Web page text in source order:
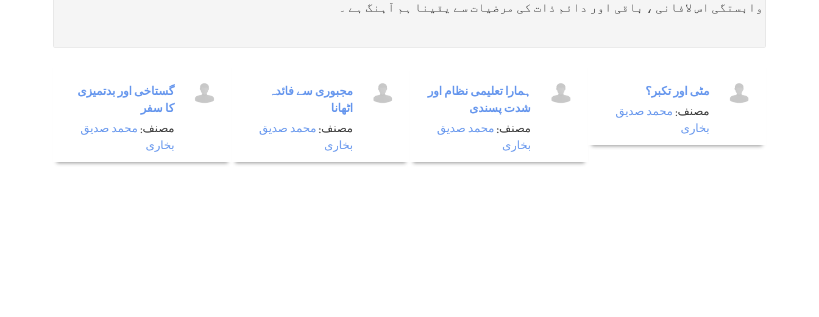
وابستگی اس لافانی ، باقی اور دائم ذات کی مرضیات سے یقینا ہم آہنگ ہے ۔
گستاخی اور بدتميزی
كا سفر
مصنف: محمد صدیق
بخاری
مجبوری سے فائدہ
اٹھانا
مصنف: محمد صدیق
بخاری
ہمارا تعلیمی نظام اور
شدت پسندی
مصنف: محمد صدیق
بخاری
مٹی اور تكبر؟
مصنف: محمد صدیق
بخاری